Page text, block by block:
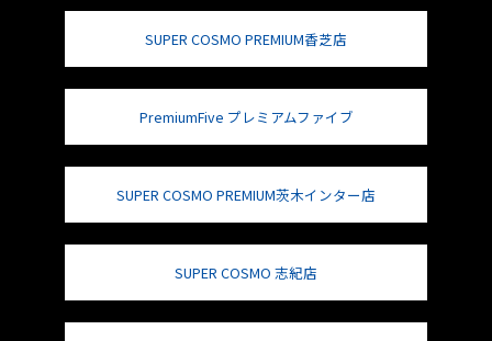
SUPER COSMO PREMIUM香芝店
PremiumFive プレミアムファイブ
SUPER COSMO PREMIUM茨木インター店
SUPER COSMO 志紀店